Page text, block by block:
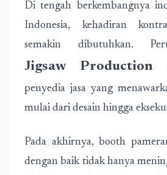
Di tengah berkembangnya
Indonesia, kehadiran
semakin dibutuhkan.
Jigsaw Production
penyedia jasa yang
mulai dari desain hingga
Pada akhirnya, booth
dengan baik tidak hanya